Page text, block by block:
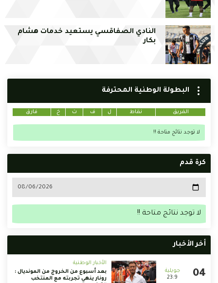
النادي الصفاقسي يستعيد خدمات هشام
بكار
البطولة الوطنية المحترفة
الفريق نقاط ل ف ت خ فارق
لا توجد نتائج متاحة !!
كرة قدم
لا توجد نتائج متاحة !!
أخر الأخبار
23:9
الأخبار الوطنية
بعد أسبوع من الخروج من المونديال :
رونار ينهي تجربته مع المنتخب